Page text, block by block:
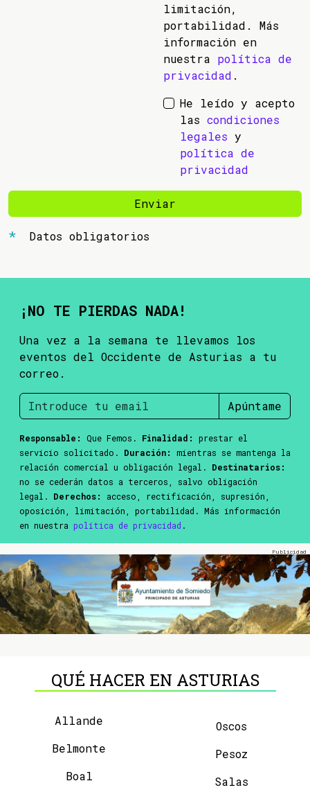
limitación,
portabilidad. Más
información en
nuestra política de
privacidad .
He leído y acepto
las condiciones
legales y
política de
privacidad
Enviar
Datos obligatorios
¡NO TE PIERDAS NADA!
Una vez a la semana te llevamos los
eventos del Occidente de Asturias a tu
correo.
Apúntame
Responsable: Que Femos. Finalidad:
prestar el
servicio solicitado. Duración:
mientras se mantenga la
relación comercial u obligación legal. Destinatarios:
no se cederán datos a terceros, salvo obligación
legal. Derechos:
acceso, rectificación, supresión,
oposición, limitación, portabilidad. Más información
en nuestra política de privacidad .
QUÉ HACER EN ASTURIAS
Allande
Belmonte
Boal
Oscos
Pesoz
Salas